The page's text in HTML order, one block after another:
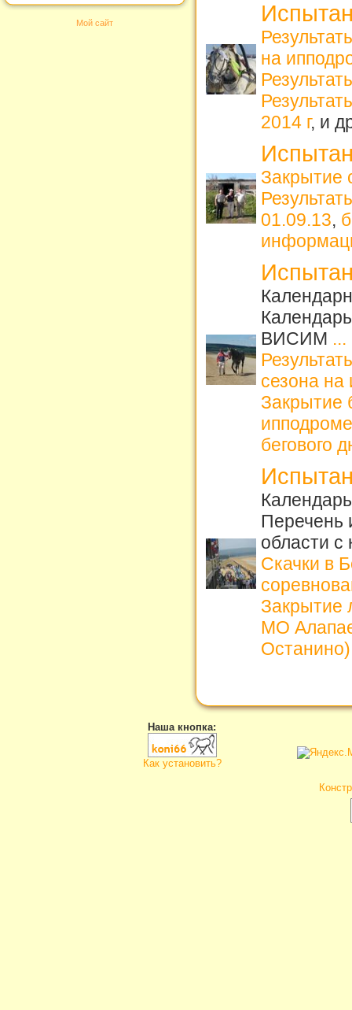
Мой сайт
на
2014 г, и
Закрытие
01.09.13,
ВИСИМ ...
сезона
Закрытие
бегового
Перечень
области с
Скачки в
Закрытие
МО
Останино)
Наша кнопка:
Как установить?